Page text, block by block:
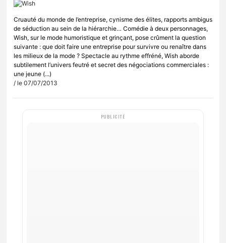
Cruauté du monde de l’entreprise, cynisme des élites, rapports ambigus
de séduction au sein de la hiérarchie… Comédie à deux personnages,
Wish, sur le mode humoristique et grinçant, pose crûment la question
suivante : que doit faire une entreprise pour survivre ou renaître dans
les milieux de la mode ? Spectacle au rythme effréné, Wish aborde
subtilement l’univers feutré et secret des négociations commerciales :
une jeune (...)
/ le 07/07/2013
PUBLICITÉ